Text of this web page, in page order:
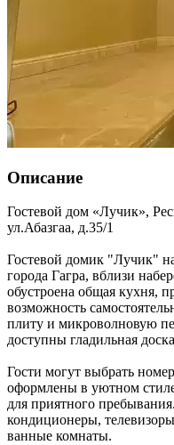
Описание
Гостевой дом «Лучик»,
ул.Абазгаа, д.35/1
Гостевой домик "Лучик"
города Гагра, вблизи
обустроена общая кухня,
возможность
плиту и микроволновую
доступны гладильная
Гости могут выбрать
оформлены в уютном
для приятного
кондиционеры,
ванные комнаты.